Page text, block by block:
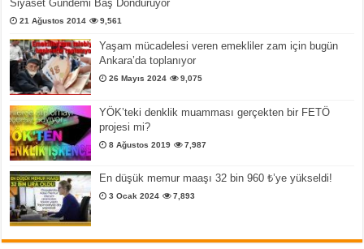
Siyaset Gündemi Baş Döndürüyor
21 Ağustos 2014 9,561
Yaşam mücadelesi veren emekliler zam için bugün
Ankara’da toplanıyor
26 Mayıs 2024 9,075
YÖK’teki denklik muamması gerçekten bir FETÖ
projesi mi?
8 Ağustos 2019 7,987
En düşük memur maaşı 32 bin 960 ₺’ye yükseldi!
3 Ocak 2024 7,893